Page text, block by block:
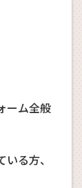
ーム全般
る方、